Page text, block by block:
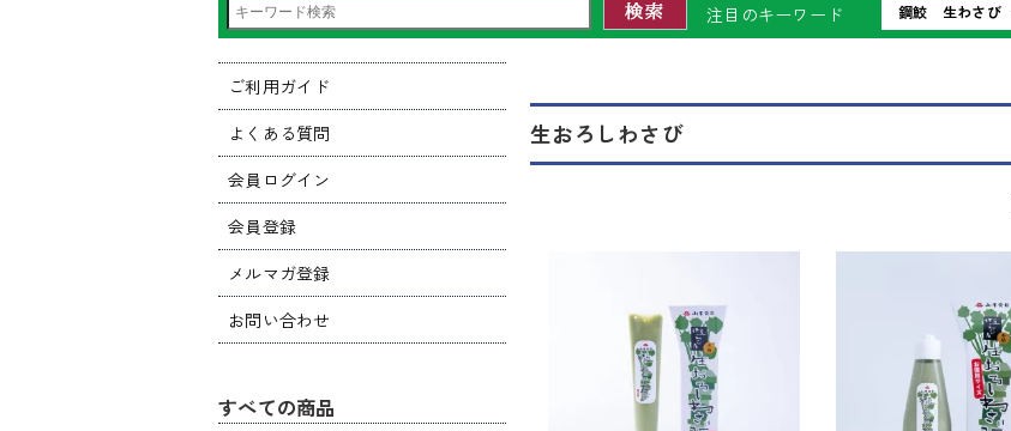
注目のキーワード 鋼鮫 生わさび
生おろしわさび
ご利用ガイド
よくある質問
会員ログイン
会員登録
メルマガ登録
お問い合わせ
すべての商品